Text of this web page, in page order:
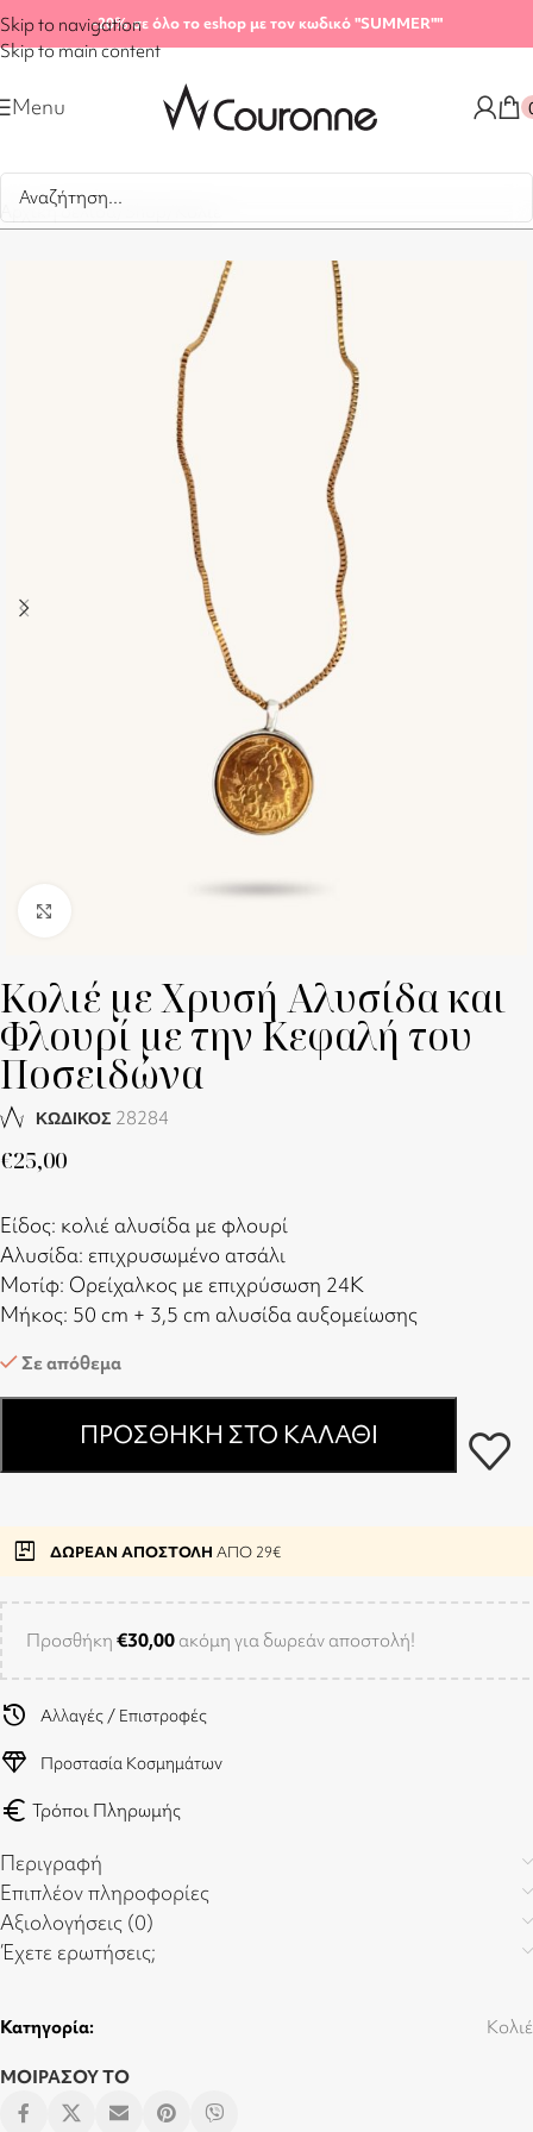
Skip to navigation
Skip to main content
-20%σε όλο το eshop με τον κωδικό "SUMMER""
Menu
Αρχική σελίδα
Κολιέ με Χρυσή Αλυσίδα και
Φλουρί με την Κεφαλή του
Ποσειδώνα
ΚΩΔΙΚΟΣ 28284
€25,00
Είδος: κολιέ αλυσίδα με φλουρί
Αλυσίδα: επιχρυσωμένο ατσάλι
Μοτίφ: Ορείχαλκος με επιχρύσωση 24Κ
Μήκος: 50 cm + 3,5 cm αλυσίδα αυξομείωσης
Σε απόθεμα
ΠΡΟΣΘΉΚΗ ΣΤΟ ΚΑΛΆΘΙ
package ΔΩΡΕΑΝ ΑΠΟΣΤΟΛΗ ΑΠΟ 29€
Προσθήκη €30,00 ακόμη για δωρεάν αποστολή!
history Αλλαγές / Επιστροφές
diamond Προστασία Κοσμημάτων
euro Τρόποι Πληρωμής
Περιγραφή
Επιπλέον πληροφορίες
Αξιολογήσεις (0)
Έχετε ερωτήσεις;
Κατηγορία: Κολιέ
ΜΟΙΡΑΣΟΥ ΤΟ